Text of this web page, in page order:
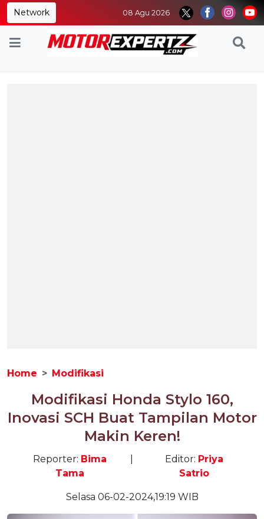
Network 08 Agu 2026
Home Modifikasi
Modifikasi Honda Stylo 160,
Inovasi SCH Buat Tampilan Motor
Makin Keren!
Reporter: Bima
Tama
Editor: Priya
Satrio
Selasa 06-02-2024,19:19 WIB